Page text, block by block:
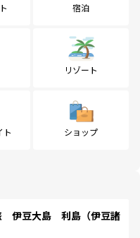
宿泊
リゾート
ト ショップ
伊豆大島 利島（伊豆諸